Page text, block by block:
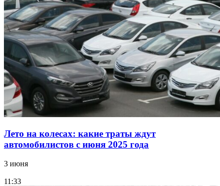
Лето на колесах: какие траты ждут
автомобилистов с июня 2025 года
3 июня
11:33